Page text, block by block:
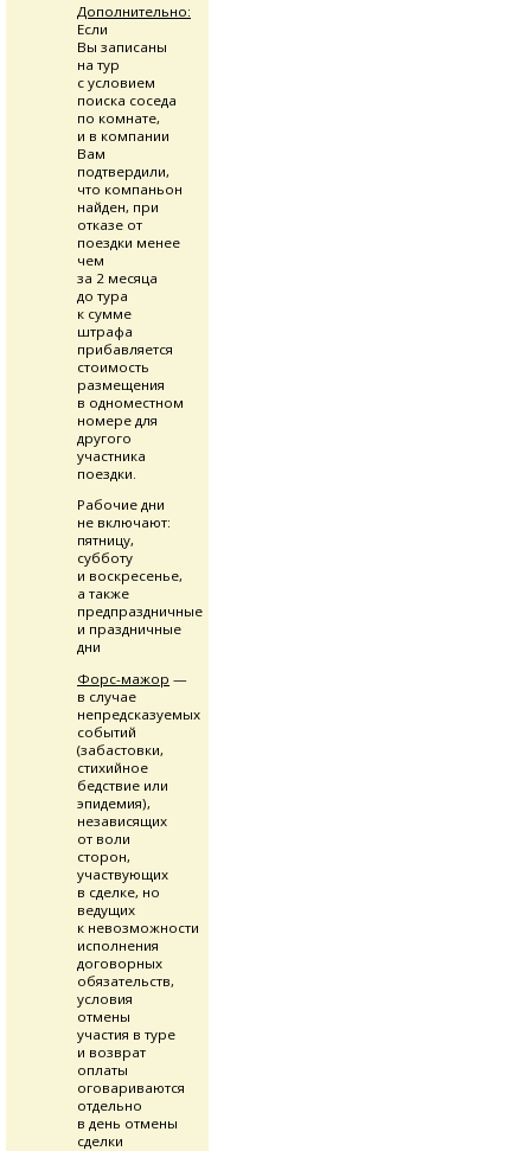
Дополнительно:
Если
Вы записаны
на тур
с условием
поиска соседа
по комнате,
и в компании
Вам
подтвердили,
что компаньон
найден, при
отказе от
поездки менее
чем
за 2 месяца
до тура
к сумме
штрафа
прибавляется
стоимость
размещения
в одноместном
номере для
другого
участника
поездки.
Рабочие дни
не включают:
пятницу,
субботу
и воскресенье,
а также
предпраздничные
и праздничные
дни
Форс-мажор —
в случае
непредсказуемых
событий
(забастовки,
стихийное
бедствие или
эпидемия),
независящих
от воли
сторон,
участвующих
в сделке, но
ведущих
к невозможности
исполнения
договорных
обязательств,
условия
отмены
участия в туре
и возврат
оплаты
оговариваются
отдельно
в день отмены
сделки